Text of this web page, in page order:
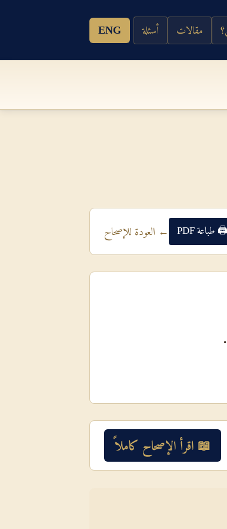
مقالات أسئلة ENG
🖨 طباعة PDF ← العودة للإصحاح
📖 اقرأ الإصحاح كاملاً